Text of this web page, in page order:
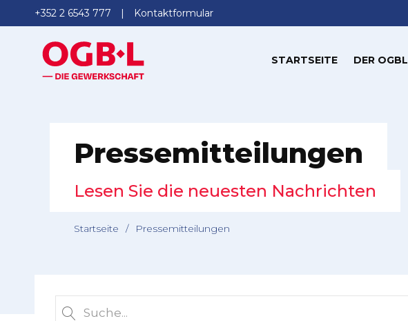
+352 2 6543 777 Kontaktformular
STARTSEITE DER OGBL
Pressemitteilungen
Lesen Sie die neuesten Nachrichten
Startseite / Pressemitteilungen